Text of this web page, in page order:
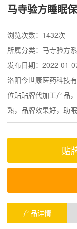
马寺验方睡眠
浏览次数： 1432次
所属分类：马寺验方
发布日期：2022-01-
洛阳今世康医药科技
位贴贴牌代加工产品
熟，品牌效果好，助
贴
产品详情